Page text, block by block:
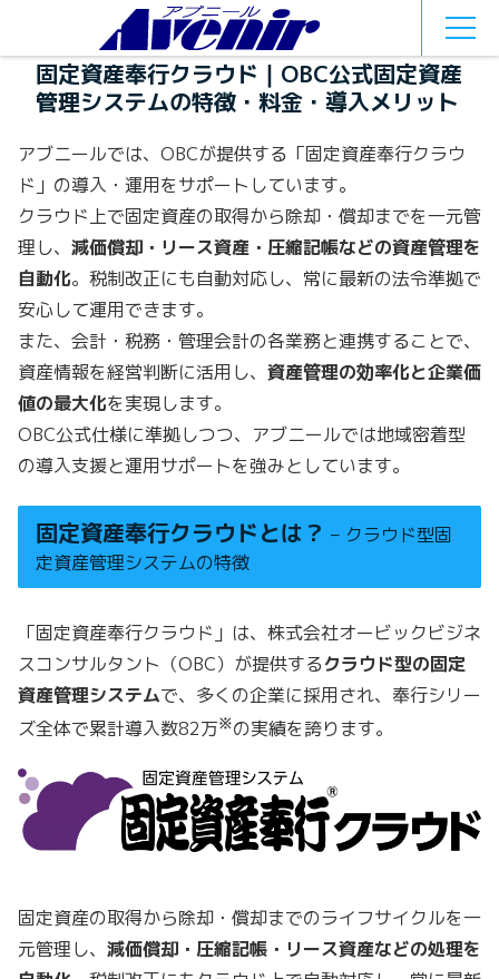
固定資産奉行クラウド｜OBC公式固定資産
管理システムの特徴・料金・導入メリット
アブニールでは、OBCが提供する「固定資産奉行クラウ
ド」の導入・運用をサポートしています。
クラウド上で固定資産の取得から除却・償却までを一元管
理し、 減価償却・リース資産・圧縮記帳などの資産管理を
自動化。税制改正にも自動対応し、常に最新の法令準拠で
安心して運用できます。
また、会計・税務・管理会計の各業務と連携することで、
資産情報を経営判断に活用し、 資産管理の効率化と企業価
値の最大化を実現します。
OBC公式仕様に準拠しつつ、アブニールでは地域密着型
の導入支援と運用サポートを強みとしています。
固定資産奉行クラウドとは？ – クラウド型固
定資産管理システムの特徴
「固定資産奉行クラウド」は、株式会社オービックビジネ
スコンサルタント（OBC）が提供するクラウド型の固定
資産管理システムで、多くの企業に採用され、奉行シリー
ズ全体で累計導入数82万※の実績を誇ります。
固定資産の取得から除却・償却までのライフサイクルを一
元管理し、 減価償却・圧縮記帳・リース資産などの処理を
MEN